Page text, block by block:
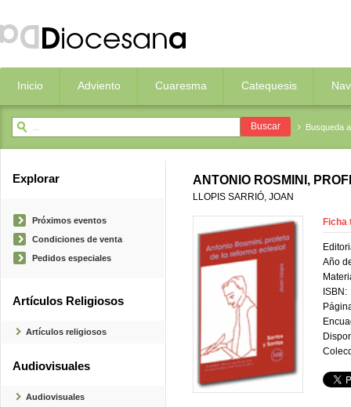
Inicio Adviento Cuaresma Catequesis
Busqueda
Explorar
Próximos eventos
Condiciones de venta
Pedidos especiales
Artículos Religiosos
Artículos religiosos
Audiovisuales
Audiovisuales
ANTONIO ROSMINI,
LLOPIS SARRIÓ, JOAN
Ficha
Año
ISBN: